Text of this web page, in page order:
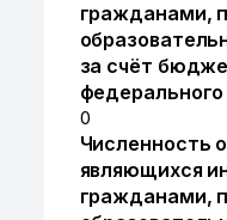
гражданами,
за счёт
0
Численность
являющихся
гражданами,